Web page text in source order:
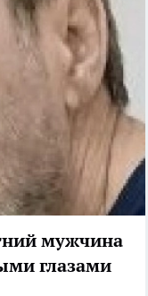
мужчина
глазами